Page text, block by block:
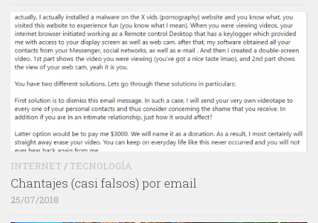
INTERNET / TECNOLOGÍA
Chantajes (casi falsos) por email
25/07/2018